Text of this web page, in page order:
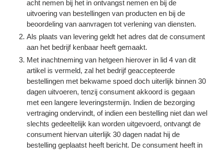
acht nemen bij het in ontvangst nemen en bij de
uitvoering van bestellingen van producten en bij de
beoordeling van aanvragen tot verlening van diensten.
Als plaats van levering geldt het adres dat de consument
aan het bedrijf kenbaar heeft gemaakt.
Met inachtneming van hetgeen hierover in lid 4 van dit
artikel is vermeld, zal het bedrijf geaccepteerde
bestellingen met bekwame spoed doch uiterlijk binnen 30
dagen uitvoeren, tenzij consument akkoord is gegaan
met een langere leveringstermijn. Indien de bezorging
vertraging ondervindt, of indien een bestelling niet dan wel
slechts gedeeltelijk kan worden uitgevoerd, ontvangt de
consument hiervan uiterlijk 30 dagen nadat hij de
bestelling geplaatst heeft bericht. De consument heeft in